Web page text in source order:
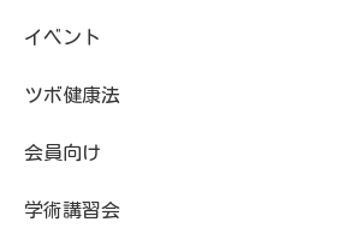
イベント
ツボ健康法
会員向け
学術講習会